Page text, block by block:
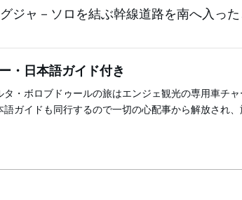
ジャ－ソロを結ぶ幹線道路を南へ入った
・日本語ガイド付き
タ・ボロブドゥールの旅はエンジェ観光の専用車チ
語ガイドも同行するので一切の心配事から解放され